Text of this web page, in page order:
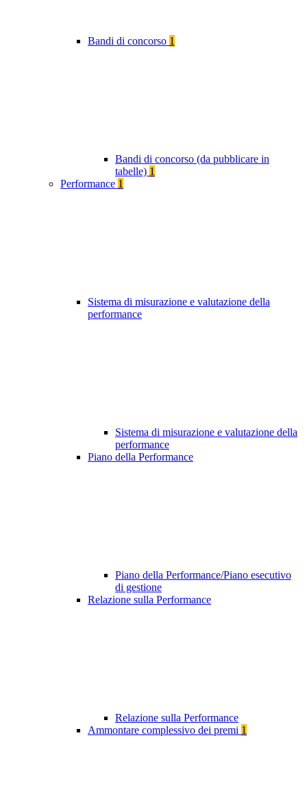
Bandi di concorso 1
Bandi di concorso (da pubblicare in
tabelle) 1
Performance 1
Sistema di misurazione e valutazione della
performance
Sistema di misurazione e valutazione della
performance
Piano della Performance
Piano della Performance/Piano esecutivo
di gestione
Relazione sulla Performance
Relazione sulla Performance
Ammontare complessivo dei premi 1